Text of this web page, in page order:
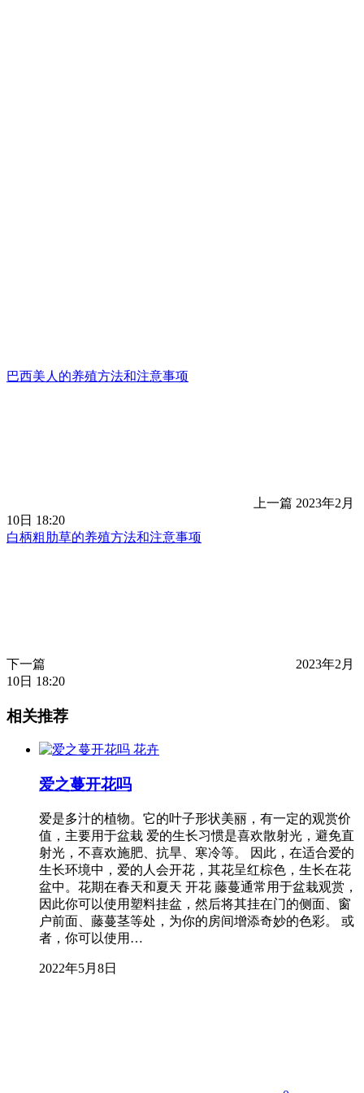
巴西美人的养殖方法和注意事项
上一篇 2023年2月
10日 18:20
白柄粗肋草的养殖方法和注意事项
下一篇
2023年2月
10日 18:20
相关推荐
花卉
爱之蔓开花吗
爱是多汁的植物。它的叶子形状美丽，有一定的观赏价
值，主要用于盆栽 爱的生长习惯是喜欢散射光，避免直
射光，不喜欢施肥、抗旱、寒冷等。 因此，在适合爱的
生长环境中，爱的人会开花，其花呈红棕色，生长在花
盆中。花期在春天和夏天 开花 藤蔓通常用于盆栽观赏，
因此你可以使用塑料挂盆，然后将其挂在门的侧面、窗
户前面、藤蔓茎等处，为你的房间增添奇妙的色彩。 或
者，你可以使用…
2022年5月8日